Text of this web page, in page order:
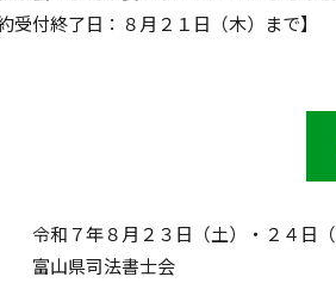
受付終了日：８月２１日（木）まで】
和７年８月２３日（土）・２４日（
山県司法書士会